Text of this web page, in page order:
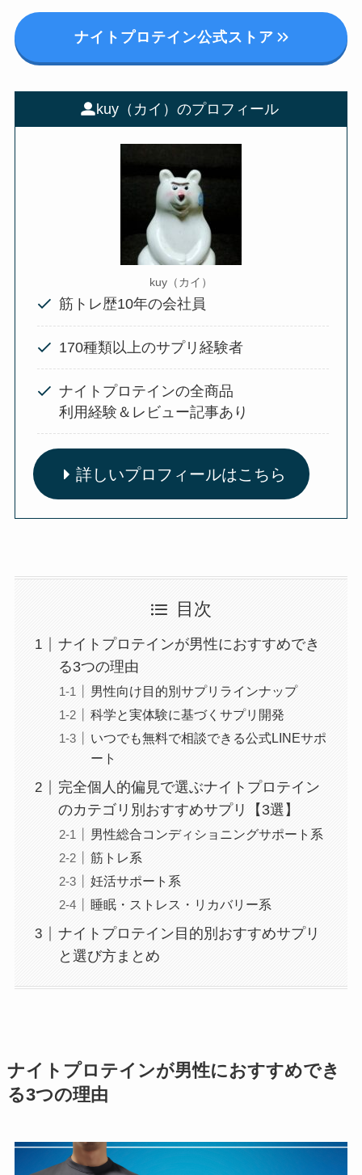
ナイトプロテイン公式ストア
kuy（カイ）のプロフィール
kuy（カイ）
筋トレ歴10年の会社員
170種類以上のサプリ経験者
ナイトプロテインの全商品
利用経験＆レビュー記事あり
詳しいプロフィールはこちら
目次
ナイトプロテインが男性におすすめでき
る3つの理由
男性向け目的別サプリラインナップ
科学と実体験に基づくサプリ開発
いつでも無料で相談できる公式LINEサポ
ート
完全個人的偏見で選ぶナイトプロテイン
のカテゴリ別おすすめサプリ【3選】
男性総合コンディショニングサポート系
筋トレ系
妊活サポート系
睡眠・ストレス・リカバリー系
ナイトプロテイン目的別おすすめサプリ
と選び方まとめ
ナイトプロテインが男性におすすめでき
る3つの理由